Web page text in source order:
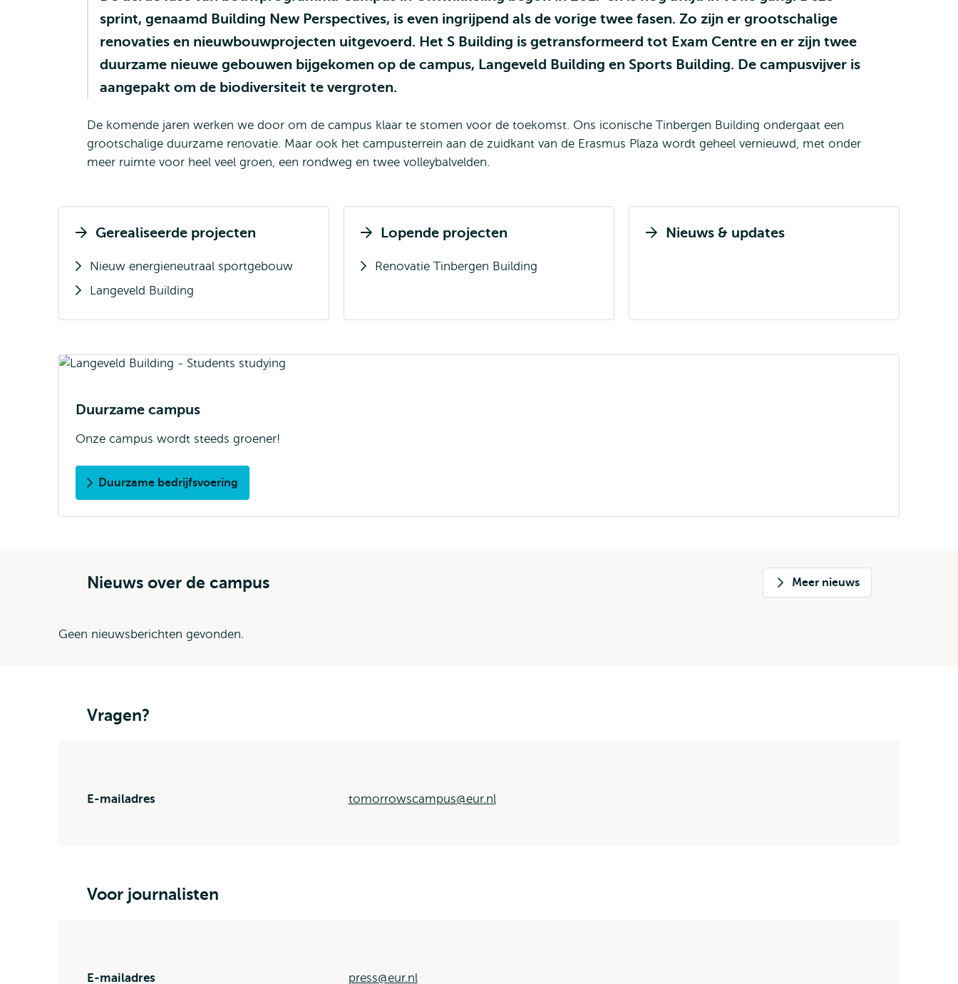
sprint, genaamd Building New Perspectives, is even ingrijpend als de vorige twee fasen. Zo zijn er grootschalige
renovaties en nieuwbouwprojecten uitgevoerd. Het S Building is getransformeerd tot Exam Centre en er zijn twee
duurzame nieuwe gebouwen bijgekomen op de campus, Langeveld Building en Sports Building. De campusvijver is
aangepakt om de biodiversiteit te vergroten.
De komende jaren werken we door om de campus klaar te stomen voor de toekomst. Ons iconische Tinbergen Building ondergaat een
grootschalige duurzame renovatie. Maar ook het campusterrein aan de zuidkant van de Erasmus Plaza wordt geheel vernieuwd, met onder
meer ruimte voor heel veel groen, een rondweg en twee volleybalvelden.
Gerealiseerde projecten
Nieuw energieneutraal sportgebouw
Langeveld Building
Lopende projecten
Renovatie Tinbergen Building
Nieuws & updates
Duurzame campus
Onze campus wordt steeds groener!
Duurzame bedrijfsvoering
Nieuws over de campus Meer nieuws
Geen nieuwsberichten gevonden.
Vragen?
E-mailadres tomorrowscampus@eur.nl
Voor journalisten
E-mailadres press@eur.nl